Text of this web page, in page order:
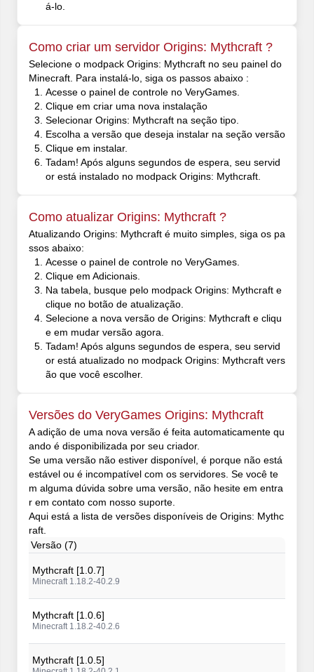
á-lo.
Como criar um servidor Origins: Mythcraft ?
Selecione o modpack Origins: Mythcraft no seu painel do
Minecraft. Para instalá-lo, siga os passos abaixo :
Acesse o painel de controle no VeryGames.
Clique em criar uma nova instalação
Selecionar Origins: Mythcraft na seção tipo.
Escolha a versão que deseja instalar na seção versão
Clique em instalar.
Tadam! Após alguns segundos de espera, seu servid
or está instalado no modpack Origins: Mythcraft.
Como atualizar Origins: Mythcraft ?
Atualizando Origins: Mythcraft é muito simples, siga os pa
ssos abaixo:
Acesse o painel de controle no VeryGames.
Clique em Adicionais.
Na tabela, busque pelo modpack Origins: Mythcraft e
clique no botão de atualização.
Selecione a nova versão de Origins: Mythcraft e cliqu
e em mudar versão agora.
Tadam! Após alguns segundos de espera, seu servid
or está atualizado no modpack Origins: Mythcraft vers
ão que você escolher.
Versões do VeryGames Origins: Mythcraft
A adição de uma nova versão é feita automaticamente qu
ando é disponibilizada por seu criador.
Se uma versão não estiver disponível, é porque não está
estável ou é incompatível com os servidores. Se você te
m alguma dúvida sobre uma versão, não hesite em entra
r em contato com nosso suporte.
Aqui está a lista de versões disponíveis de Origins: Mythc
raft.
Versão (7)
Mythcraft [1.0.7]
Minecraft 1.18.2-40.2.9
Mythcraft [1.0.6]
Minecraft 1.18.2-40.2.6
Mythcraft [1.0.5]